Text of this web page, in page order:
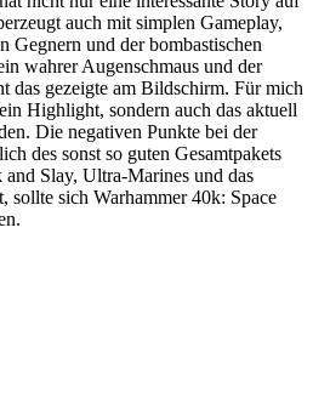
auch mit simplen Gameplay,
Gegnern und der bombastischen
wahrer Augenschmaus und der
das gezeigte am Bildschirm. Für mich
Highlight, sondern auch das aktuell
Die negativen Punkte bei der
des sonst so guten Gesamtpakets
Slay, Ultra-Marines und das
sollte sich Warhammer 40k: Space